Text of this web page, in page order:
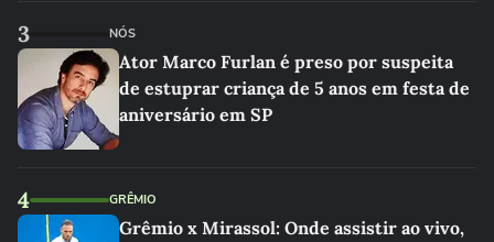
3 NÓS
Ator Marco Furlan é preso por suspeita
de estuprar criança de 5 anos em festa de
aniversário em SP
4 GRÊMIO
Grêmio x Mirassol: Onde assistir ao vivo,